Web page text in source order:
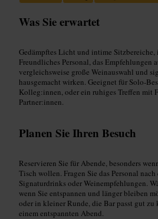
Was Sie erwartet
Gedämpftes Licht und intime Sitzbereiche,
Freundliches Personal, das Empfehlungen
vergleichsweise große Weinauswahl und
hausgemacht wirken. Geeignet für Solo-
Kolleg:innen, oder ein ruhiges Treffen mit
Partner:innen.
Planen Sie Ihren Besuch
Reservieren Sie für Abende, besonders
Tisch wollen. Fragen Sie das Personal
Signaturdrinks oder Weinempfehlungen.
wenn Sie entspannen und länger bleiben
oder in kleiner Runde, die Bar passt gut
einem entspannten Abend.